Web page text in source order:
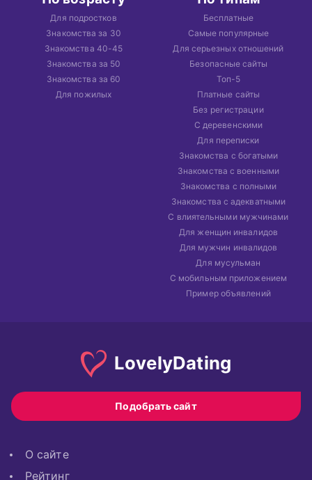
Для подростков
Знакомства за 30
Знакомства 40-45
Знакомства за 50
Знакомства за 60
Для пожилых
Бесплатные
Самые популярные
Для серьезных отношений
Безопасные сайты
Топ-5
Платные сайты
Без регистрации
С деревенскими
Для переписки
Знакомства с богатыми
Знакомства с военными
Знакомства с полными
Знакомства с адекватными
С влиятельными мужчинами
Для женщин инвалидов
Для мужчин инвалидов
Для мусульман
С мобильным приложением
Пример объявлений
LovelyDating
Подобрать сайт
О сайте
Рейтинг